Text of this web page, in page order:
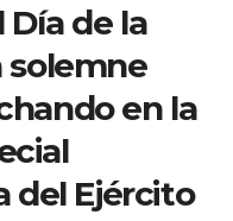
de la
solemne
en la
del Ejército